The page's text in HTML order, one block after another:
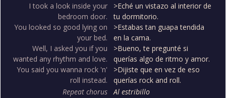
I took a look inside your
bedroom door.
You looked so good lying on
your bed.
Well, I asked you if you
wanted any rhythm and love.
You said you wanna rock 'n'
roll instead.
>Eché un vistazo al interior de
tu dormitorio.
>Estabas tan guapa tendida
en la cama.
>Bueno, te pregunté si
querías algo de ritmo y amor.
>Dijiste que en vez de eso
querías rock and roll.
Repeat chorus
Al estribillo